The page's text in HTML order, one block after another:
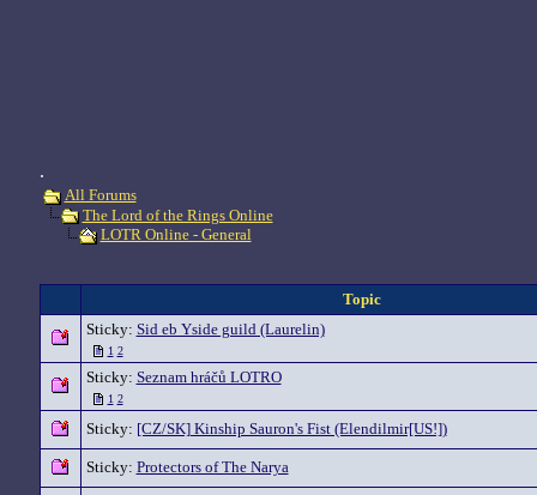
.
All Forums
The Lord of the Rings Online
LOTR Online - General
Topic
Sticky: Sid eb Yside guild (Laurelin)
1 2
Sticky: Seznam hráčů LOTRO
1 2
Sticky: [CZ/SK] Kinship Sauron's Fist (Elendilmir[US!])
Sticky: Protectors of The Narya